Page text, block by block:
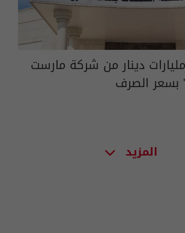
القضاء يسترد 6 مليارات دينار من شركة مارست
بسعر الصرف
المزيد